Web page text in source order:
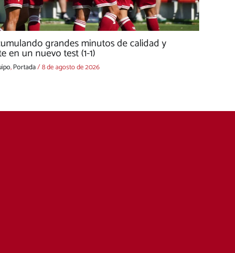
grandes minutos de calidad y
en un nuevo test (1-1)
,Portada/8 de agosto de 2026